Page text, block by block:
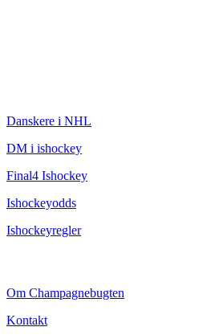
Danskere i NHL
DM i ishockey
Final4 Ishockey
Ishockeyodds
Ishockeyregler
Om Champagnebugten
Kontakt